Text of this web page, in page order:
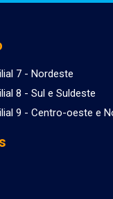
7 - Nordeste
8 - Sul e Suldeste
9 - Centro-oeste e